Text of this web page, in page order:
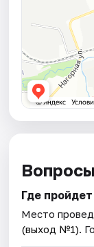
Где
Место
(выход №1).